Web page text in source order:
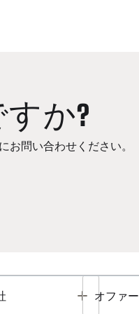
か?
お問い合わせください。
Toggle
オファー